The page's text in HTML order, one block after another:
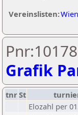
Vereinslisten:Wien
Grafik
tnrSt
Elozahl per